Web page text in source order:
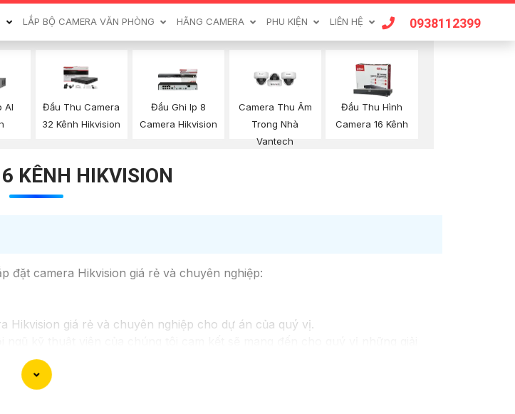
LẮP BỘ CAMERA VĂN PHÒNG HÃNG CAMERA PHU KIỆN LIÊN HỆ 0938112399
AI
Đầu Thu Camera
32 Kênh Hikvision
Đầu Ghi Ip 8
Camera Hikvision
Camera Thu Âm
Trong Nhà
Vantech
Đầu Thu Hình
Camera 16 Kênh
KÊNH HIKVISION
đặt camera Hikvision giá rẻ và chuyên nghiệp:
Hikvision giá rẻ và chuyên nghiệp cho dự án của quý vị.
hàng đầu thế giới về giải pháp an ninh video. Với các tính năng và công nghệ
sắc nét mà còn đem đến sự tin cậy và an toàn cho dự án của quý vị.